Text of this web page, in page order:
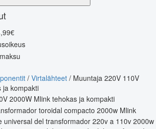
/ Virtalähteet / Muuntaja 220V 110V
ja kompakti